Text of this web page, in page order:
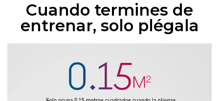
Cuando termines de
entrenar, solo plégala